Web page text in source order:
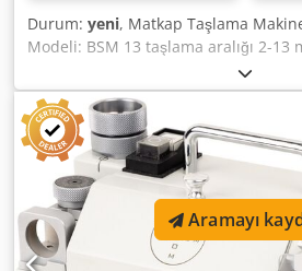
Durum: yeni, Matkap Taşlama
Modeli: BSM 13 taşlama aralığı 2-13
için CBN 200 taşlama taşı dahil. 1,0
pense seti Chedps Sgi Rjfx Ailja
Aramayı